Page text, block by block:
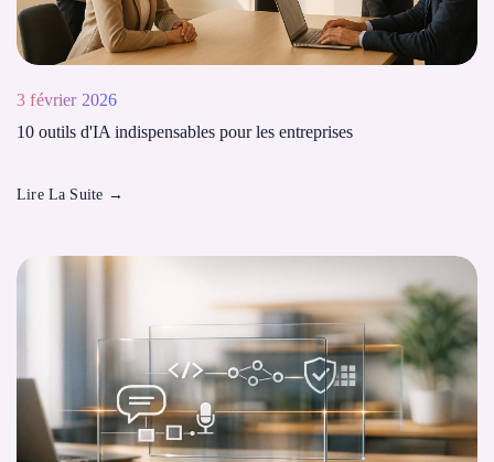
3 février 2026
10 outils d'IA indispensables pour les entreprises
Lire La Suite →